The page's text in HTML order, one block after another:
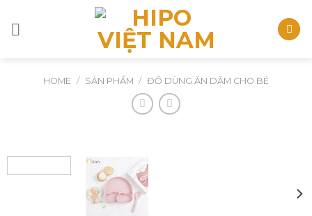
HOME / SẢN PHẨM / ĐỒ DÙNG ĂN DẶM CHO BÉ